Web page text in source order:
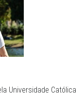
Universidade Católica